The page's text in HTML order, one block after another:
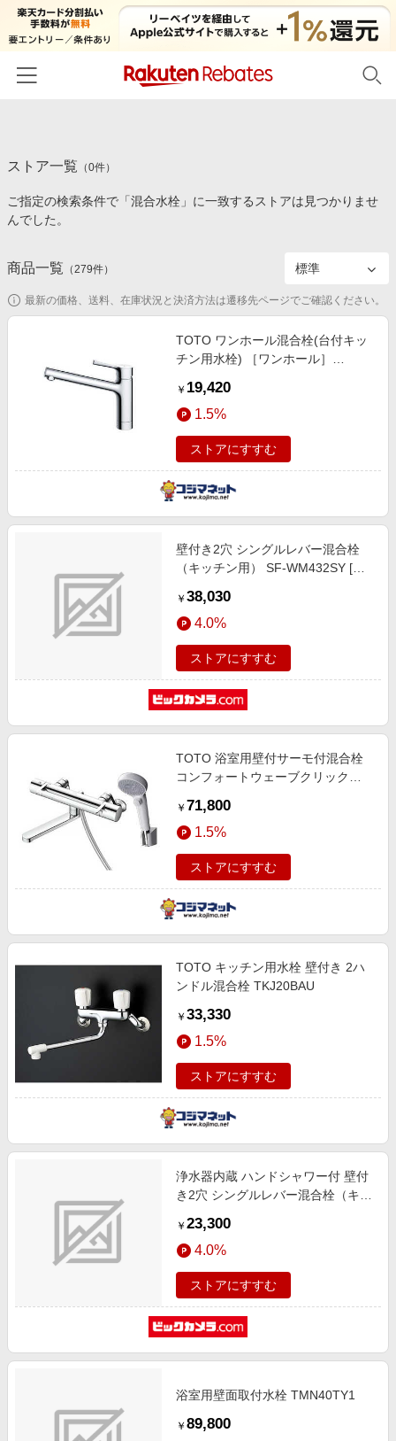
カテゴリー一覧
百貨店・総合ECモール
食品・スイーツ・お酒
コスメ・健康・医薬品
家電・PC・スマホ・カメラ
スポーツ・アウトドア・ゴルフ
旅行・レジャー・ホテル予約
金融・マネー・保険
デジタルコンテンツ
ビジネス・その他サービス
イベント一覧
初回購入者限定特典
対象ストア新規限定特典
楽天ペイ導入ストア
わくわく夏特集
Samsung ボーナスキャンペーン
週末の高還元 夏の長期版
ストア一覧 （0件）
ご指定の検索条件で「混合水栓」に一致するストアは見つかりませ
んでした。
商品一覧 （279件）
最新の価格、送料、在庫状況と決済方法は遷移先ページでご確認ください。
TOTO ワンホール混合栓(台付キッ
チン用水栓) ［ワンホール］
￥ 19,420
1.5%
ストアにすすむ
壁付き2穴 シングルレバー混合栓
（キッチン用） SF-WM432SY [壁
￥ 38,030
4.0%
ストアにすすむ
TOTO 浴室用壁付サーモ付混合栓
コンフォートウェーブクリック
￥ 71,800
1.5%
ストアにすすむ
TOTO キッチン用水栓 壁付き 2ハ
ンドル混合栓 TKJ20BAU
￥ 33,330
1.5%
ストアにすすむ
浄水器内蔵 ハンドシャワー付 壁付
き2穴 シングルレバー混合栓（キッ
[壁付タイプ]
￥ 23,300
4.0%
ストアにすすむ
浴室用壁面取付水栓 TMN40TY1
￥ 89,800